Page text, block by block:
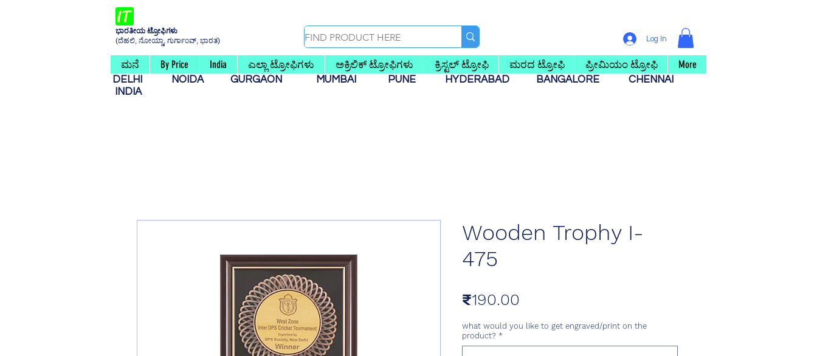
ಭಾರತೀಯ ಟ್ರೋಫಿಗಳು
(ದೆಹಲಿ, ನೋಯ್ಡಾ, ಗುರ್ಗಾಂವ್, ಭಾರತ)
Log In
ಮನೆ By Price India ಎಲ್ಲಾ ಟ್ರೋಫಿಗಳು ಅಕ್ರಿಲಿಕ್ ಟ್ರೋಫಿಗಳು ಕ್ರಿಸ್ಟಲ್ ಟ್ರೋಫಿ ಮರದ ಟ್ರೋಫಿ ಪ್ರೀಮಿಯಂ ಟ್ರೋಫಿ More
DELHI NOIDA GURGAON MUMBAI PUNE HYDERABAD BANGALORE
CHENNAI
INDIA
Wooden Trophy I-
475
₹190.00
what would you like to get engraved/print on the
product? *